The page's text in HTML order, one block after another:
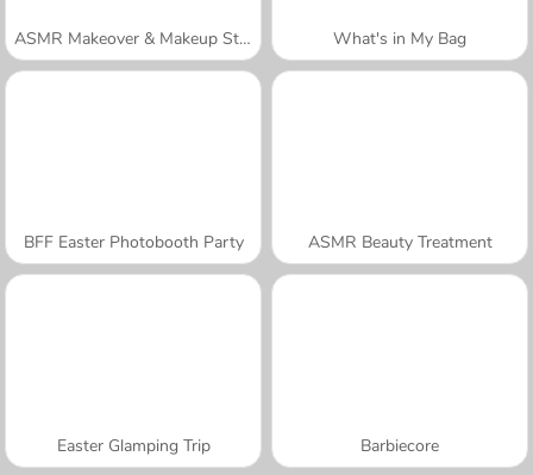
ASMR Makeover & Makeup Studio What's in My Bag
BFF Easter Photobooth Party ASMR Beauty Treatment
Easter Glamping Trip Barbiecore